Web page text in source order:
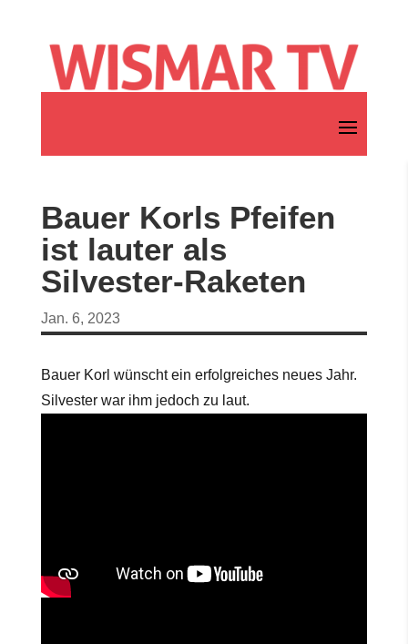
Bauer Korls Pfeifen
ist lauter als
Silvester-Raketen
Jan. 6, 2023
Bauer Korl wünscht ein erfolgreiches neues Jahr.
Silvester war ihm jedoch zu laut.